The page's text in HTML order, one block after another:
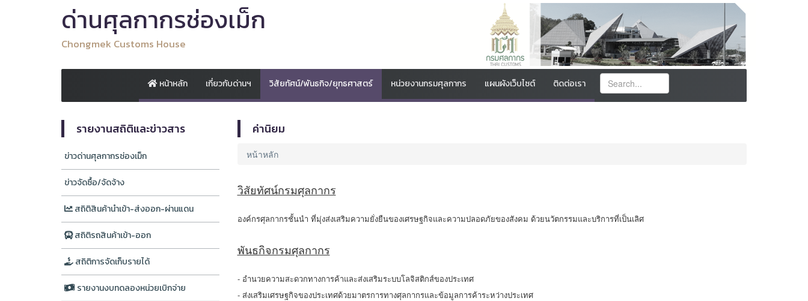
ด่านศุลกากรช่องเม็ก
Chongmek Customs House
หน้าหลัก เกี่ยวกับด่านฯ วิสัยทัศน์/พันธกิจ/ยุทธศาสตร์ หน่วยงานกรมศุลกากร แผนผังเว็บไซต์ ติดต่อเรา
รายงานสถิติและข่าวสาร
ข่าวด่านศุลกากรช่องเม็ก
ข่าวจัดซื้อ/จัดจ้าง
สถิติสินค้านำเข้า-ส่งออก-ผ่านแดน
สถิติรถสินค้าเข้า-ออก
สถิติการจัดเก็บรายได้
รายงานงบทดลองหน่วยเบิกจ่าย
ค่านิยม
หน้าหลัก
วิสัยทัศน์กรมศุลกากร
องค์กรศุลกากรชั้นนำ ที่มุ่งส่งเสริมความยั่งยืนของเศรษฐกิจและความปลอดภัยของสังคม ด้วยนวัตกรรมและบริการที่เป็นเลิศ
พันธกิจกรมศุลกากร
- อำนวยความสะดวกทางการค้าและส่งเสริมระบบโลจิสติกส์ของประเทศ
- ส่งเสริมเศรษฐกิจของประเทศด้วยมาตรการทางศุลกากรและข้อมูลการค้าระหว่างประเทศ